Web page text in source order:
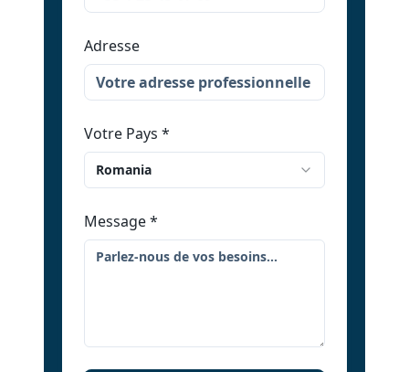
Adresse
Votre Pays *
Romania
Message*